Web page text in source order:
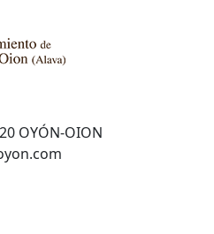
OYÓN-OION